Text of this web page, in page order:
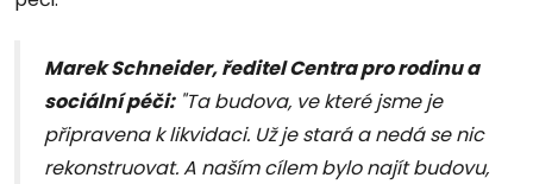
Marek Schneider, ředitel Centra pro rodinu a
sociální péči:"Ta budova, ve které jsme je
připravena k likvidaci. Už je stará a nedá se nic
rekonstruovat. A naším cílem bylo najít budovu,